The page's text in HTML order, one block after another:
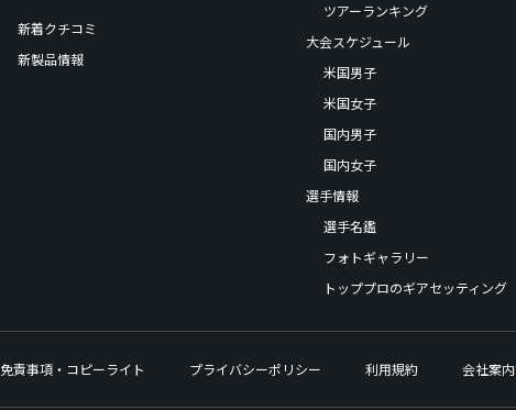
新着クチコミ
新製品情報
ツアーランキング
大会スケジュール
米国男子
米国女子
国内男子
国内女子
選手情報
選手名鑑
フォトギャラリー
トッププロのギアセッティング
免責事項・コピーライト プライバシーポリシー 利用規約 会社案内